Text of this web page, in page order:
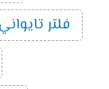
فلتر تايواني ٧مراحل